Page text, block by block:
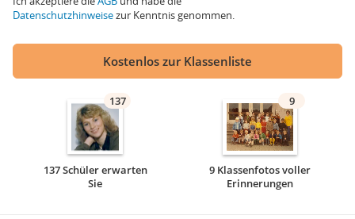
Datenschutzhinweisezur Kenntnis genommen.
Kostenlos zur Klassenliste
137
137 Schüler erwarten
Sie
9
9 Klassenfotos voller
Erinnerungen